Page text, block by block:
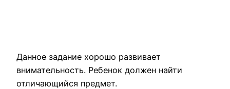
Данное задание хорошо развивает
внимательность. Ребенок должен найти
отличающийся предмет.